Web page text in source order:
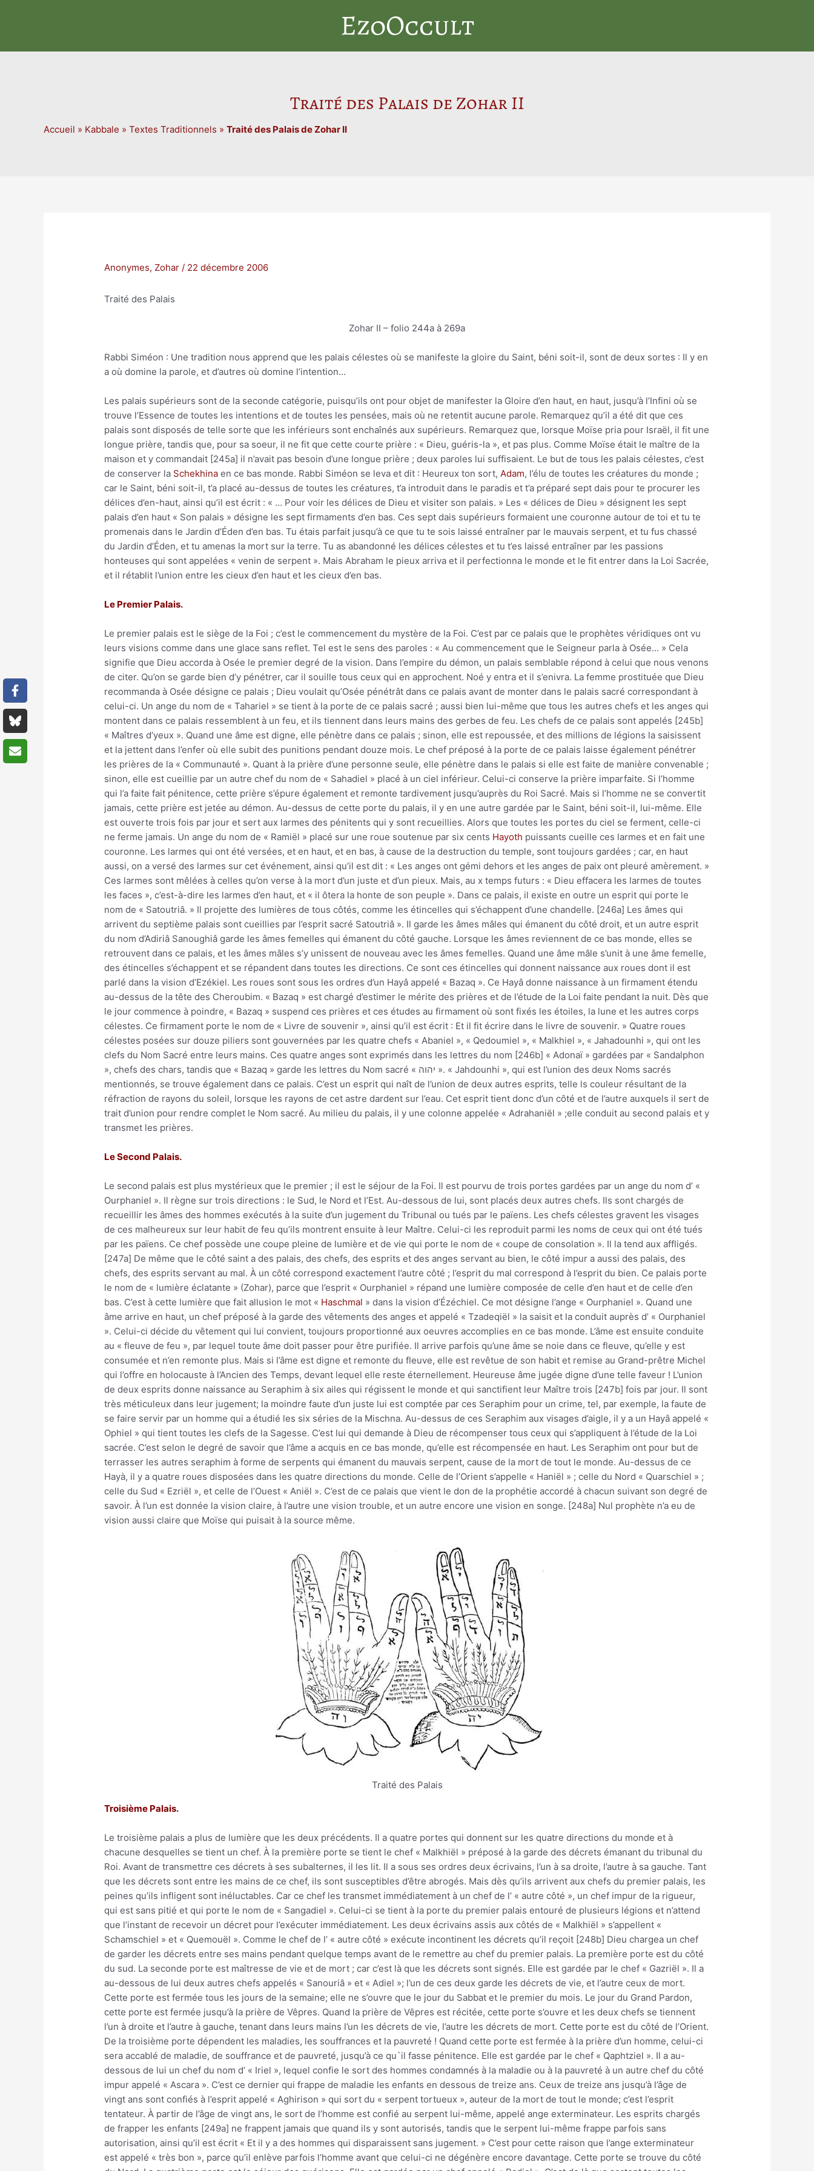
EzoOccult
Traité des Palais de Zohar II
Accueil » Kabbale » Textes Traditionnels » Traité des Palais de Zohar II
Anonymes,Zohar / 22 décembre 2006
Traité des Palais
Zohar II – folio 244a à 269a
Rabbi Siméon : Une tradition nous apprend que les palais célestes où se manifeste la gloire du Saint, béni soit-il, sont de deux sortes : Il y en
a où domine la parole, et d’autres où domine l’intention…
Les palais supérieurs sont de la seconde catégorie, puisqu’ils ont pour objet de manifester la Gloire d’en haut, en haut, jusqu’à l’Infini où se
trouve l’Essence de toutes les intentions et de toutes les pensées, mais où ne retentit aucune parole. Remarquez qu’il a été dit que ces
palais sont disposés de telle sorte que les inférieurs sont enchaînés aux supérieurs. Remarquez que, lorsque Moïse pria pour Israël, il fit une
longue prière, tandis que, pour sa soeur, il ne fit que cette courte prière : « Dieu, guéris-la », et pas plus. Comme Moïse était le maître de la
maison et y commandait [245a] il n’avait pas besoin d’une longue prière ; deux paroles lui suffisaient. Le but de tous les palais célestes, c’est
de conserver la Schekhina en ce bas monde. Rabbi Siméon se leva et dit : Heureux ton sort,Adam, l’élu de toutes les créatures du monde ;
car le Saint, béni soit-il, t’a placé au-dessus de toutes les créatures, t’a introduit dans le paradis et t’a préparé sept dais pour te procurer les
délices d’en-haut, ainsi qu’il est écrit : « … Pour voir les délices de Dieu et visiter son palais. » Les « délices de Dieu » désignent les sept
palais d’en haut « Son palais » désigne les sept firmaments d’en bas. Ces sept dais supérieurs formaient une couronne autour de toi et tu te
promenais dans le Jardin d’Éden d’en bas. Tu étais parfait jusqu’à ce que tu te sois laissé entraîner par le mauvais serpent, et tu fus chassé
du Jardin d’Éden, et tu amenas la mort sur la terre. Tu as abandonné les délices célestes et tu t’es laissé entraîner par les passions
honteuses qui sont appelées « venin de serpent ». Mais Abraham le pieux arriva et il perfectionna le monde et le fit entrer dans la Loi Sacrée,
et il rétablit l’union entre les cieux d’en haut et les cieux d’en bas.
Le Premier Palais.
Le premier palais est le siège de la Foi ; c’est le commencement du mystère de la Foi. C’est par ce palais que le prophètes véridiques ont vu
leurs visions comme dans une glace sans reflet. Tel est le sens des paroles : « Au commencement que le Seigneur parla à Osée… » Cela
signifie que Dieu accorda à Osée le premier degré de la vision. Dans l’empire du démon, un palais semblable répond à celui que nous venons
de citer. Qu’on se garde bien d’y pénétrer, car il souille tous ceux qui en approchent. Noé y entra et il s’enivra. La femme prostituée que Dieu
recommanda à Osée désigne ce palais ; Dieu voulait qu’Osée pénétrât dans ce palais avant de monter dans le palais sacré correspondant à
celui-ci. Un ange du nom de « Tahariel » se tient à la porte de ce palais sacré ; aussi bien lui-même que tous les autres chefs et les anges qui
montent dans ce palais ressemblent à un feu, et ils tiennent dans leurs mains des gerbes de feu. Les chefs de ce palais sont appelés [245b]
« Maîtres d’yeux ». Quand une âme est digne, elle pénètre dans ce palais ; sinon, elle est repoussée, et des millions de légions la saisissent
et la jettent dans l’enfer où elle subit des punitions pendant douze mois. Le chef préposé à la porte de ce palais laisse également pénétrer
les prières de la « Communauté ». Quant à la prière d’une personne seule, elle pénètre dans le palais si elle est faite de manière convenable ;
sinon, elle est cueillie par un autre chef du nom de « Sahadiel » placé à un ciel inférieur. Celui-ci conserve la prière imparfaite. Si l’homme
qui l’a faite fait pénitence, cette prière s’épure également et remonte tardivement jusqu’auprès du Roi Sacré. Mais si l’homme ne se convertit
jamais, cette prière est jetée au démon. Au-dessus de cette porte du palais, il y en une autre gardée par le Saint, béni soit-il, lui-même. Elle
est ouverte trois fois par jour et sert aux larmes des pénitents qui y sont recueillies. Alors que toutes les portes du ciel se ferment, celle-ci
ne ferme jamais. Un ange du nom de « Ramiël » placé sur une roue soutenue par six cents Hayoth puissants cueille ces larmes et en fait une
couronne. Les larmes qui ont été versées, et en haut, et en bas, à cause de la destruction du temple, sont toujours gardées ; car, en haut
aussi, on a versé des larmes sur cet événement, ainsi qu’il est dit : « Les anges ont gémi dehors et les anges de paix ont pleuré amèrement. »
Ces larmes sont mêlées à celles qu’on verse à la mort d’un juste et d’un pieux. Mais, au x temps futurs : « Dieu effacera les larmes de toutes
les faces », c’est-à-dire les larmes d’en haut, et « il ôtera la honte de son peuple ». Dans ce palais, il existe en outre un esprit qui porte le
nom de « Satoutriâ. » Il projette des lumières de tous côtés, comme les étincelles qui s’échappent d’une chandelle. [246a] Les âmes qui
arrivent du septième palais sont cueillies par l’esprit sacré Satoutriâ ». Il garde les âmes mâles qui émanent du côté droit, et un autre esprit
du nom d’Adiriâ Sanoughiâ garde les âmes femelles qui émanent du côté gauche. Lorsque les âmes reviennent de ce bas monde, elles se
retrouvent dans ce palais, et les âmes mâles s’y unissent de nouveau avec les âmes femelles. Quand une âme mâle s’unit à une âme femelle,
des étincelles s’échappent et se répandent dans toutes les directions. Ce sont ces étincelles qui donnent naissance aux roues dont il est
parlé dans la vision d’Ezékiel. Les roues sont sous les ordres d’un Hayâ appelé « Bazaq ». Ce Hayâ donne naissance à un firmament étendu
au-dessus de la tête des Cheroubim. « Bazaq » est chargé d’estimer le mérite des prières et de l’étude de la Loi faite pendant la nuit. Dès que
le jour commence à poindre, « Bazaq » suspend ces prières et ces études au firmament où sont fixés les étoiles, la lune et les autres corps
célestes. Ce firmament porte le nom de « Livre de souvenir », ainsi qu’il est écrit : Et il fit écrire dans le livre de souvenir. » Quatre roues
célestes posées sur douze piliers sont gouvernées par les quatre chefs « Abaniel », « Qedoumiel », « Malkhiel », « Jahadounhi », qui ont les
clefs du Nom Sacré entre leurs mains. Ces quatre anges sont exprimés dans les lettres du nom [246b] « Adonaï » gardées par « Sandalphon
», chefs des chars, tandis que « Bazaq » garde les lettres du Nom sacré « יהוה ». « Jahdounhi », qui est l’union des deux Noms sacrés
mentionnés, se trouve également dans ce palais. C’est un esprit qui naît de l’union de deux autres esprits, telle ls couleur résultant de la
réfraction de rayons du soleil, lorsque les rayons de cet astre dardent sur l’eau. Cet esprit tient donc d’un côté et de l’autre auxquels il sert de
trait d’union pour rendre complet le Nom sacré. Au milieu du palais, il y une colonne appelée « Adrahaniël » ;elle conduit au second palais et y
transmet les prières.
Le Second Palais.
Le second palais est plus mystérieux que le premier ; il est le séjour de la Foi. Il est pourvu de trois portes gardées par un ange du nom d’ «
Ourphaniel ». Il règne sur trois directions : le Sud, le Nord et l’Est. Au-dessous de lui, sont placés deux autres chefs. Ils sont chargés de
recueillir les âmes des hommes exécutés à la suite d’un jugement du Tribunal ou tués par le païens. Les chefs célestes gravent les visages
de ces malheureux sur leur habit de feu qu’ils montrent ensuite à leur Maître. Celui-ci les reproduit parmi les noms de ceux qui ont été tués
par les païens. Ce chef possède une coupe pleine de lumière et de vie qui porte le nom de « coupe de consolation ». Il la tend aux affligés.
[247a] De même que le côté saint a des palais, des chefs, des esprits et des anges servant au bien, le côté impur a aussi des palais, des
chefs, des esprits servant au mal. À un côté correspond exactement l’autre côté ; l’esprit du mal correspond à l’esprit du bien. Ce palais porte
le nom de « lumière éclatante » (Zohar), parce que l’esprit « Ourphaniel » répand une lumière composée de celle d’en haut et de celle d’en
bas. C’est à cette lumière que fait allusion le mot « Haschmal » dans la vision d’Ézéchiel. Ce mot désigne l’ange « Ourphaniel ». Quand une
âme arrive en haut, un chef préposé à la garde des vêtements des anges et appelé « Tzadeqiël » la saisit et la conduit auprès d’ « Ourphaniel
». Celui-ci décide du vêtement qui lui convient, toujours proportionné aux oeuvres accomplies en ce bas monde. L’âme est ensuite conduite
au « fleuve de feu », par lequel toute âme doit passer pour être purifiée. Il arrive parfois qu’une âme se noie dans ce fleuve, qu’elle y est
consumée et n’en remonte plus. Mais si l’âme est digne et remonte du fleuve, elle est revêtue de son habit et remise au Grand-prêtre Michel
qui l’offre en holocauste à l’Ancien des Temps, devant lequel elle reste éternellement. Heureuse âme jugée digne d’une telle faveur ! L’union
de deux esprits donne naissance au Seraphim à six ailes qui régissent le monde et qui sanctifient leur Maître trois [247b] fois par jour. Il sont
très méticuleux dans leur jugement; la moindre faute d’un juste lui est comptée par ces Seraphim pour un crime, tel, par exemple, la faute de
se faire servir par un homme qui a étudié les six séries de la Mischna. Au-dessus de ces Seraphim aux visages d’aigle, il y a un Hayâ appelé «
Ophiel » qui tient toutes les clefs de la Sagesse. C’est lui qui demande à Dieu de récompenser tous ceux qui s’appliquent à l’étude de la Loi
sacrée. C’est selon le degré de savoir que l’âme a acquis en ce bas monde, qu’elle est récompensée en haut. Les Seraphim ont pour but de
terrasser les autres seraphim à forme de serpents qui émanent du mauvais serpent, cause de la mort de tout le monde. Au-dessus de ce
Hayà, il y a quatre roues disposées dans les quatre directions du monde. Celle de l’Orient s’appelle « Haniël » ; celle du Nord « Quarschiel » ;
celle du Sud « Ezriël », et celle de l’Ouest « Aniël ». C’est de ce palais que vient le don de la prophétie accordé à chacun suivant son degré de
savoir. À l’un est donnée la vision claire, à l’autre une vision trouble, et un autre encore une vision en songe. [248a] Nul prophète n’a eu de
vision aussi claire que Moïse qui puisait à la source même.
Traité des Palais
Troisième Palais.
Le troisième palais a plus de lumière que les deux précédents. Il a quatre portes qui donnent sur les quatre directions du monde et à
chacune desquelles se tient un chef. À la première porte se tient le chef « Malkhiël » préposé à la garde des décrets émanant du tribunal du
Roi. Avant de transmettre ces décrets à ses subalternes, il les lit. Il a sous ses ordres deux écrivains, l’un à sa droite, l’autre à sa gauche. Tant
que les décrets sont entre les mains de ce chef, ils sont susceptibles d’être abrogés. Mais dès qu’ils arrivent aux chefs du premier palais, les
peines qu’ils infligent sont inéluctables. Car ce chef les transmet immédiatement à un chef de l’ « autre côté », un chef impur de la rigueur,
qui est sans pitié et qui porte le nom de « Sangadiel ». Celui-ci se tient à la porte du premier palais entouré de plusieurs légions et n’attend
que l’instant de recevoir un décret pour l’exécuter immédiatement. Les deux écrivains assis aux côtés de « Malkhiël » s’appellent «
Schamschiel » et « Quemouël ». Comme le chef de l’ « autre côté » exécute incontinent les décrets qu’il reçoit [248b] Dieu chargea un chef
de garder les décrets entre ses mains pendant quelque temps avant de le remettre au chef du premier palais. La première porte est du côté
du sud. La seconde porte est maîtresse de vie et de mort ; car c’est là que les décrets sont signés. Elle est gardée par le chef « Gazriël ». Il a
au-dessous de lui deux autres chefs appelés « Sanouriâ » et « Adiel »; l’un de ces deux garde les décrets de vie, et l’autre ceux de mort.
Cette porte est fermée tous les jours de la semaine; elle ne s’ouvre que le jour du Sabbat et le premier du mois. Le jour du Grand Pardon,
cette porte est fermée jusqu’à la prière de Vêpres. Quand la prière de Vêpres est récitée, cette porte s’ouvre et les deux chefs se tiennent
l’un à droite et l’autre à gauche, tenant dans leurs mains l’un les décrets de vie, l’autre les décrets de mort. Cette porte est du côté de l’Orient.
De la troisième porte dépendent les maladies, les souffrances et la pauvreté ! Quand cette porte est fermée à la prière d’un homme, celui-ci
sera accablé de maladie, de souffrance et de pauvreté, jusqu’à ce qu`il fasse pénitence. Elle est gardée par le chef « Qaphtziel ». Il a au-
dessous de lui un chef du nom d’ « Iriel », lequel confie le sort des hommes condamnés à la maladie ou à la pauvreté à un autre chef du côté
impur appelé « Ascara ». C’est ce dernier qui frappe de maladie les enfants en dessous de treize ans. Ceux de treize ans jusqu’à l’âge de
vingt ans sont confiés à l’esprit appelé « Aghirison » qui sort du « serpent tortueux », auteur de la mort de tout le monde; c’est l’esprit
tentateur. À partir de l’âge de vingt ans, le sort de l’homme est confié au serpent lui-même, appelé ange exterminateur. Les esprits chargés
de frapper les enfants [249a] ne frappent jamais que quand ils y sont autorisés, tandis que le serpent lui-même frappe parfois sans
autorisation, ainsi qu’il est écrit « Et il y a des hommes qui disparaissent sans jugement. » C’est pour cette raison que l’ange exterminateur
est appelé « très bon », parce qu’il enlève parfois l’homme avant que celui-ci ne dégénère encore davantage. Cette porte se trouve du côté